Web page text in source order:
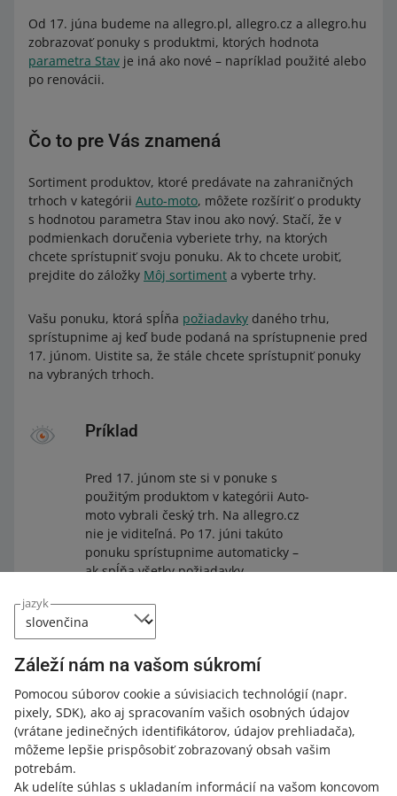
jazyk
Záleží nám na vašom súkromí
Pomocou súborov cookie a súvisiacich technológií (napr.
pixely, SDK), ako aj spracovaním vašich osobných údajov
(vrátane jedinečných identifikátorov, údajov prehliadača),
môžeme lepšie prispôsobiť zobrazovaný obsah vašim
potrebám.
Ak udelíte súhlas s ukladaním informácií na vašom koncovom
Od 17. júna budeme na allegro.pl, allegro.cz a allegro.hu
zobrazovať ponuky s produktmi, ktorých hodnota
parametra Stav je iná ako nové – napríklad použité alebo
po renovácii.
Čo to pre Vás znamená
Sortiment produktov, ktoré predávate na zahraničných
trhoch v kategórii Auto-moto, môžete rozšíriť o produkty
s hodnotou parametra Stav inou ako nový. Stačí, že v
podmienkach doručenia vyberiete trhy, na ktorých
chcete sprístupniť svoju ponuku. Ak to chcete urobiť,
prejdite do záložky Môj sortiment a vyberte trhy.
Vašu ponuku, ktorá spĺňa požiadavky daného trhu,
sprístupnime aj keď bude podaná na sprístupnenie pred
17. júnom. Uistite sa, že stále chcete sprístupniť ponuky
na vybraných trhoch.
Príklad
Pred 17. júnom ste si v ponuke s
použitým produktom v kategórii Auto-
moto vybrali český trh. Na allegro.cz
nie je viditeľná. Po 17. júni takúto
ponuku sprístupnime automaticky –
ak spĺňa všetky požiadavky.
Prečo sme to urobili
Vaše ponuky môžu osloviť viac zákazníkov, ktorí nakupujú
v kategórii Auto-moto. Pomôže vám to zvýšiť predaj na
zahraničných trhoch.